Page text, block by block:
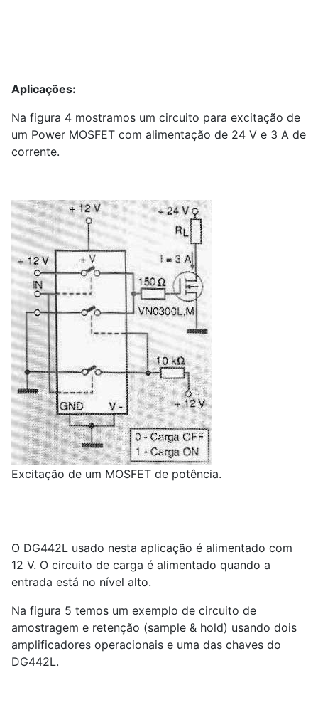
Aplicações:
Na figura 4 mostramos um circuito para excitação de
um Power MOSFET com alimentação de 24 V e 3 A de
corrente.
Excitação de um MOSFET de potência.
O DG442L usado nesta aplicação é alimentado com
12 V. O circuito de carga é alimentado quando a
entrada está no nível alto.
Na figura 5 temos um exemplo de circuito de
amostragem e retenção (sample & hold) usando dois
amplificadores operacionais e uma das chaves do
DG442L.